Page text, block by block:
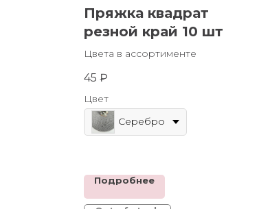
Пряжка квадрат
резной край 10 шт
Цвета в ассортименте
45 ₽
Цвет
Серебро
Подробнее